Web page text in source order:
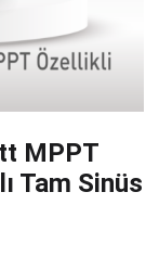
MPPT
Tam Sinüs